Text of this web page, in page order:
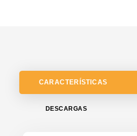
CARACTERÍSTICAS
DESCARGAS